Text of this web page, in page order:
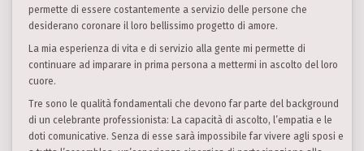
permette di essere costantemente a servizio delle persone che
desiderano coronare il loro bellissimo progetto di amore.
La mia esperienza di vita e di servizio alla gente mi permette di
continuare ad imparare in prima persona a mettermi in ascolto del loro
cuore.
Tre sono le qualità fondamentali che devono far parte del background
di un celebrante professionista: La capacità di ascolto, l’empatia e le
doti comunicative. Senza di esse sarà impossibile far vivere agli sposi e